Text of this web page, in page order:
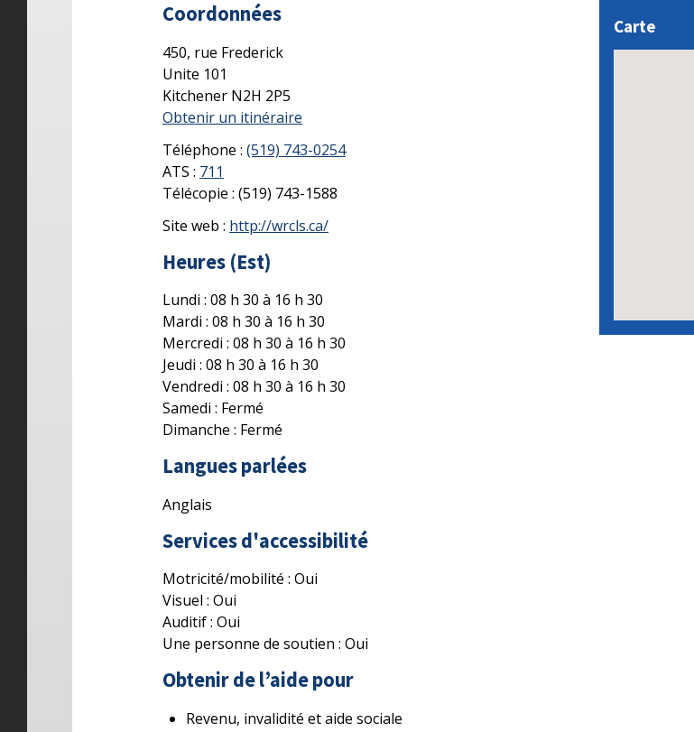
Coordonnées
450, rue Frederick
Unite 101
Kitchener N2H 2P5
Obtenir un itinéraire
Téléphone : (519) 743-0254
ATS : 711
Télécopie : (519) 743-1588
Site web : http://wrcls.ca/
Carte
Heures (Est)
Lundi : 08 h 30 à 16 h 30
Mardi : 08 h 30 à 16 h 30
Mercredi : 08 h 30 à 16 h 30
Jeudi : 08 h 30 à 16 h 30
Vendredi : 08 h 30 à 16 h 30
Samedi : Fermé
Dimanche : Fermé
Langues parlées
Anglais
Services d'accessibilité
Motricité/mobilité : Oui
Visuel : Oui
Auditif : Oui
Une personne de soutien : Oui
Obtenir de l’aide pour
Revenu, invalidité et aide sociale